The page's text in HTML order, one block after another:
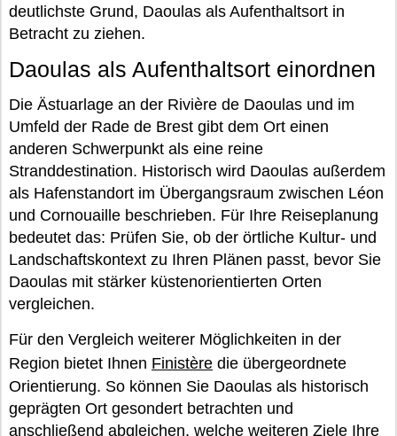
deutlichste Grund, Daoulas als Aufenthaltsort in
Betracht zu ziehen.
Daoulas als Aufenthaltsort einordnen
Die Ästuarlage an der Rivière de Daoulas und im
Umfeld der Rade de Brest gibt dem Ort einen
anderen Schwerpunkt als eine reine
Stranddestination. Historisch wird Daoulas außerdem
als Hafenstandort im Übergangsraum zwischen Léon
und Cornouaille beschrieben. Für Ihre Reiseplanung
bedeutet das: Prüfen Sie, ob der örtliche Kultur- und
Landschaftskontext zu Ihren Plänen passt, bevor Sie
Daoulas mit stärker küstenorientierten Orten
vergleichen.
Für den Vergleich weiterer Möglichkeiten in der
Region bietet Ihnen Finistère die übergeordnete
Orientierung. So können Sie Daoulas als historisch
geprägten Ort gesondert betrachten und
anschließend abgleichen, welche weiteren Ziele Ihre